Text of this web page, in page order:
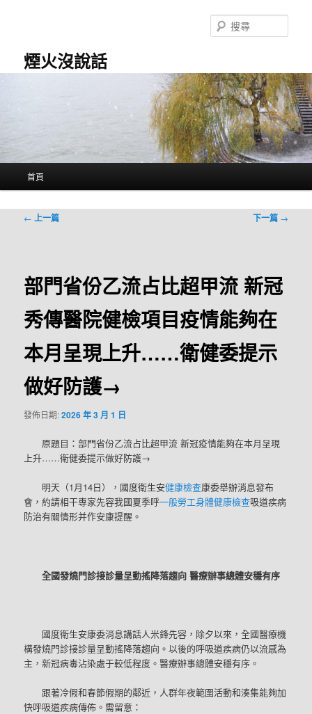
煙火沒說話
尋
首頁
文
← 上一篇 下一篇 →
部門省份乙流占比超甲流 新冠
秀傳醫院健檢項目疫情能夠在
本月呈現上升……衛健委提示
做好防護→
發佈日期:2026 年 3 月 1 日
原題目：部門省份乙流占比超甲流 新冠疫情能夠在本月呈現
上升……衛健委提示做好防護→
明天（1月14日），國度衛生安健康檢查康委舉辦消息發布
會，約請相干專家先容我國夏季呼一般勞工身體健康檢查吸道疾病
防治有關情形并作安康提醒。
全國發燒門診接診量呈動搖降落趨向 醫療辦事總體安穩有序
國度衛生安康委消息講話人米鋒先容，除夕以來，全國醫療機
構發燒門診接診量呈動搖降落趨向。以後的呼吸道疾病仍以流感為
主，新冠病毒沾染處于較低程度。醫療辦事總體安穩有序。
跟著冷假和春節假期的鄰近，人群年夜範圍活動和湊集能夠加
快呼吸道疾病傳佈。需留意：